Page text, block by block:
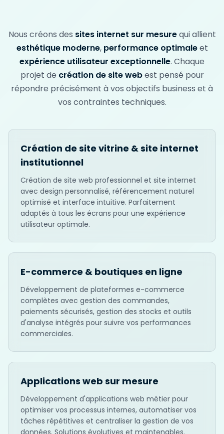
Nous créons des sites internet sur mesurequi allient
esthétique moderne, performance optimaleet
expérience utilisateur exceptionnelle. Chaque
projet de création de site webest pensé pour
répondre précisément à vos objectifs business et à
vos contraintes techniques.
Création de site vitrine & site internet
institutionnel
Création de site web professionnel et site internet
avec design personnalisé, référencement naturel
optimisé et interface intuitive. Parfaitement
adaptés à tous les écrans pour une expérience
utilisateur optimale.
E-commerce & boutiques en ligne
Développement de plateformes e-commerce
complètes avec gestion des commandes,
paiements sécurisés, gestion des stocks et outils
d'analyse intégrés pour suivre vos performances
commerciales.
Applications web sur mesure
Développement d'applications web métier pour
optimiser vos processus internes, automatiser vos
tâches répétitives et centraliser la gestion de vos